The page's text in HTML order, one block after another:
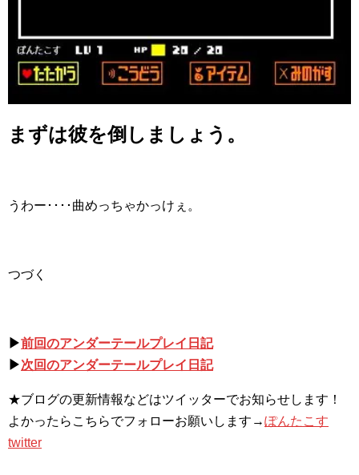
まずは彼を倒しましょう。
うわー････曲めっちゃかっけぇ。
つづく
▶前回のアンダーテールプレイ日記
▶次回のアンダーテールプレイ日記
★ブログの更新情報などはツイッターでお知らせします！
よかったらこちらでフォローお願いします→ぽんたこす
twitter